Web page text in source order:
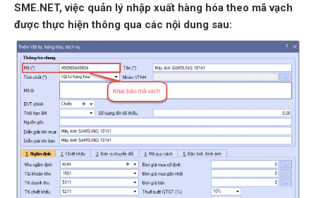
SME.NET, việc quản lý nhập xuất hàng hóa theo mã vạch
được thực hiện thông qua các nội dung sau: